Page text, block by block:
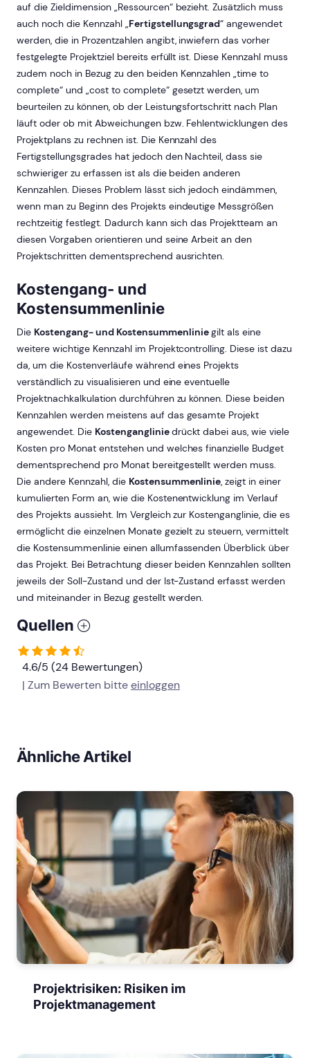
auf die Zieldimension „Ressourcen“ bezieht. Zusätzlich muss
auch noch die Kennzahl „Fertigstellungsgrad“ angewendet
werden, die in Prozentzahlen angibt, inwiefern das vorher
festgelegte Projektziel bereits erfüllt ist. Diese Kennzahl muss
zudem noch in Bezug zu den beiden Kennzahlen „time to
complete“ und „cost to complete“ gesetzt werden, um
beurteilen zu können, ob der Leistungsfortschritt nach Plan
läuft oder ob mit Abweichungen bzw. Fehlentwicklungen des
Projektplans zu rechnen ist. Die Kennzahl des
Fertigstellungsgrades hat jedoch den Nachteil, dass sie
schwieriger zu erfassen ist als die beiden anderen
Kennzahlen. Dieses Problem lässt sich jedoch eindämmen,
wenn man zu Beginn des Projekts eindeutige Messgrößen
rechtzeitig festlegt. Dadurch kann sich das Projektteam an
diesen Vorgaben orientieren und seine Arbeit an den
Projektschritten dementsprechend ausrichten.
Kostengang- und
Kostensummenlinie
Die Kostengang- und Kostensummenliniegilt als eine
weitere wichtige Kennzahl im Projektcontrolling. Diese ist dazu
da, um die Kostenverläufe während eines Projekts
verständlich zu visualisieren und eine eventuelle
Projektnachkalkulation durchführen zu können. Diese beiden
Kennzahlen werden meistens auf das gesamte Projekt
angewendet. Die Kostengangliniedrückt dabei aus, wie viele
Kosten pro Monat entstehen und welches finanzielle Budget
dementsprechend pro Monat bereitgestellt werden muss.
Die andere Kennzahl, die Kostensummenlinie, zeigt in einer
kumulierten Form an, wie die Kostenentwicklung im Verlauf
des Projekts aussieht. Im Vergleich zur Kostenganglinie, die es
ermöglicht die einzelnen Monate gezielt zu steuern, vermittelt
die Kostensummenlinie einen allumfassenden Überblick über
das Projekt. Bei Betrachtung dieser beiden Kennzahlen sollten
jeweils der Soll-Zustand und der Ist-Zustand erfasst werden
und miteinander in Bezug gestellt werden.
Quellen
4.6/5 (24 Bewertungen)
| Zum Bewerten bitteeinloggen
Ähnliche Artikel
Projektrisiken: Risiken im
Projektmanagement